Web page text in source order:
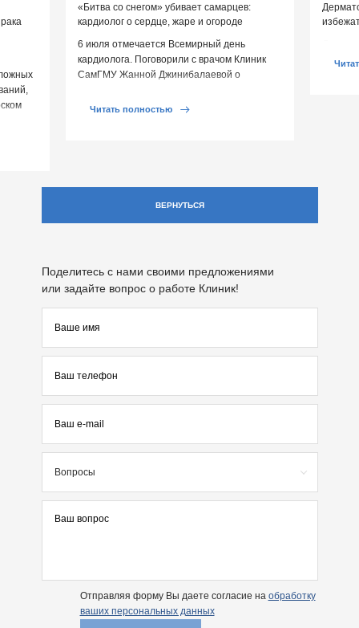
«Битва со снегом» убивает самарцев:
кардиолог о сердце, жаре и огороде
6 июля отмечается Всемирный день
кардиолога. Поговорили с врачом Клиник
СамГМУ Жанной Джинибалаевой о
[…]Читать полностью
ВЕРНУТЬСЯ
Поделитесь с нами своими предложениями
или задайте вопрос о работе Клиник!
Вопросы
Отправляя форму Вы даете согласие на обработку
ваших персональных данных